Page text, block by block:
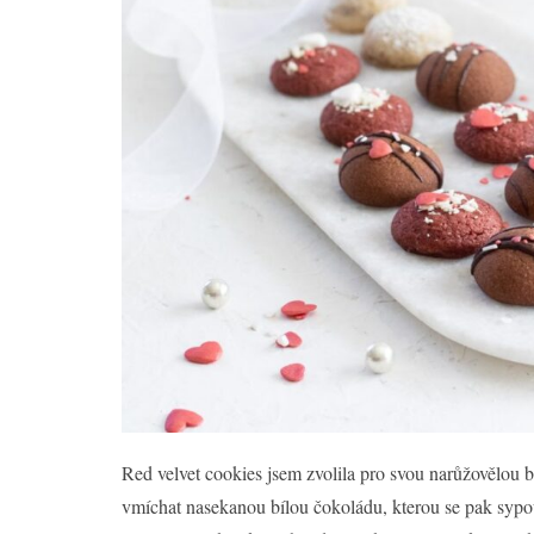
Red velvet cookies jsem zvolila pro svou
vmíchat nasekanou bílou čokoládu, kterou se pak